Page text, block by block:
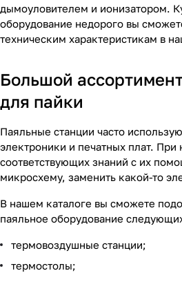
дымоуловителем и ионизатором.
оборудование недорого вы
техническим характеристикам в
Большой
для пайки
Паяльные станции часто
электроники и печатных плат. При
соответствующих знаний с их
микросхему, заменить какой-то
В нашем каталоге вы сможете
паяльное оборудование
термовоздушные станции;
термостолы;